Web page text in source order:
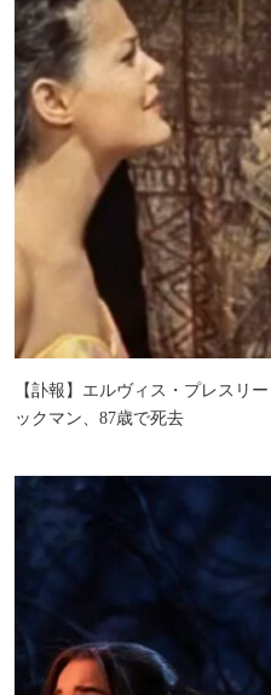
【訃報】エルヴィス・プレスリ
ックマン、87歳で死去